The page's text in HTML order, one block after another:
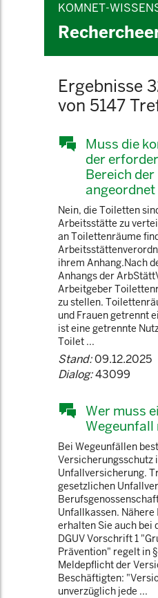
KOMNET-
Ergebnisse
von 5147
Muss die
der
Bereich
angeordnet
Nein, die Toiletten
Arbeitsstätte zu
an Toilettenräume
ihrem Anhang.Nach
Anhangs der
Arbeitgeber
zu stellen.
und Frauen getrennt
ist eine getrennte
Toilet ...
Stand:09.12.2025
Dialog:43099
Wer muss
Wegeunfall
Bei Wegeunfällen
Versicherungsschutz
Unfallversicherung.
gesetzlichen
Unfallkassen.
erhalten Sie auch bei
DGUV Vorschrift 1
Prävention" regelt in
Meldepflicht der
Beschäftigten:
unverzüglich jede ...